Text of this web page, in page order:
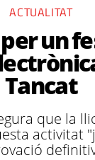
ACTUALITAT
un
Tancat
que la
activitat